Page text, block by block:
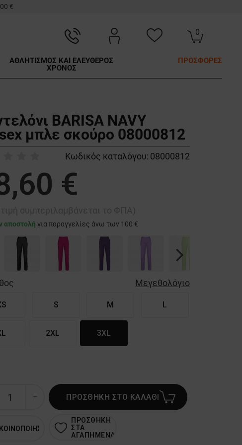
€
0
ΑΘΛΗΤΙΣΜΟΣ ΚΑΙ ΕΛΕΥΘΕΡΟΣ
ΧΡΟΝΟΣ
ΠΡΟΣΦΟΡΕΣ
BARISA NAVY
μπλε σκούρο 08000812
Κωδικός καταλόγου: 08000812
€
αποστολή για παραγγελίες άνω των 100 €
Next
Μεγεθολόγιο
S M L
2XL 3XL
ΠΡΟΣΘΗΚΗ ΣΤΟ ΚΑΛΑΘΙ
ΚΟΙΝΟΠΟΙΗΣΗ
ΠΡΟΣΘΗΚΗ
ΣΤΑ
ΑΓΑΠΗΜΕΝΑ